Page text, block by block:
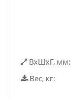
ВxШxГ, мм:
Вес, кг: